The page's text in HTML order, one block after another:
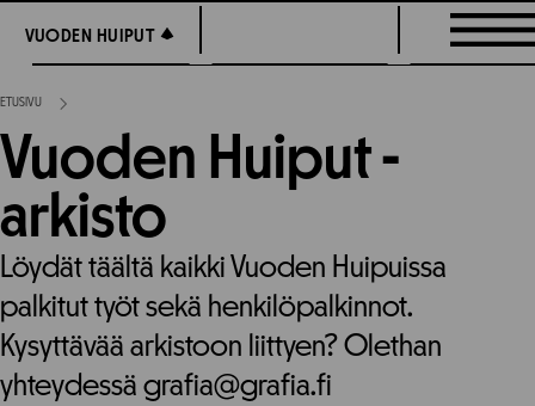
suoraan
sisältöön
VUODEN HUIPUT
VUODEN HUIPUT
ETUSIVU
Vuoden Huiput -
arkisto
Löydät täältä kaikki Vuoden Huipuissa
palkitut työt sekä henkilöpalkinnot.
Kysyttävää arkistoon liittyen? Olethan
yhteydessä grafia@grafia.fi